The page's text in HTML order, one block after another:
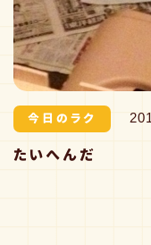
今日のラク
たいへんだ